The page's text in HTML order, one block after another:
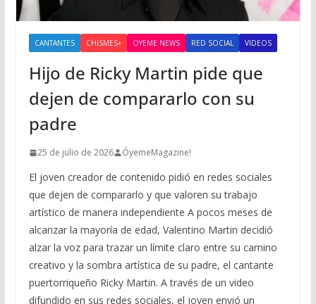
CANTANTES CHISMES+ OYEME NEWS RED SOCIAL VIDEOS
Hijo de Ricky Martin pide que
dejen de compararlo con su
padre
25 de julio de 2026 ÓyemeMagazine!
El joven creador de contenido pidió en redes sociales
que dejen de compararlo y que valoren su trabajo
artístico de manera independiente A pocos meses de
alcanzar la mayoría de edad, Valentino Martin decidió
alzar la voz para trazar un límite claro entre su camino
creativo y la sombra artística de su padre, el cantante
puertorriqueño Ricky Martin. A través de un video
difundido en sus redes sociales, el joven envió un